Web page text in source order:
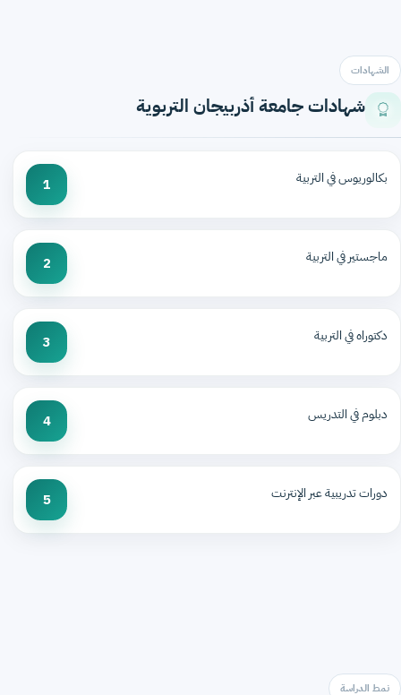
الشهادات
شهادات جامعة أذربيجان التربوية
بكالوريوس في التربية 1
ماجستير في التربية 2
دكتوراه في التربية 3
دبلوم في التدريس 4
دورات تدريبية عبر الإنترنت 5
نمط الدراسة